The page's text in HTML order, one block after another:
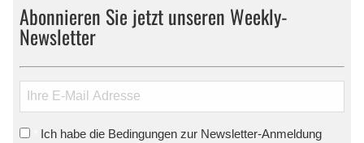
Abonnieren Sie jetzt unseren Weekly-
Newsletter
Ich habe die Bedingungen zur Newsletter-Anmeldung